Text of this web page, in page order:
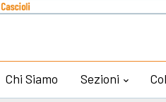
Chi Siamo Sezioni